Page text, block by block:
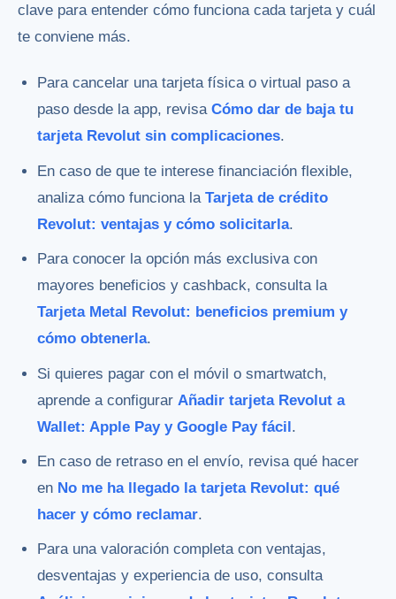
clave para entender cómo funciona cada tarjeta y cuál
te conviene más.
Para cancelar una tarjeta física o virtual paso a
paso desde la app, revisaCómo dar de baja tu
tarjeta Revolut sin complicaciones.
En caso de que te interese financiación flexible,
analiza cómo funciona laTarjeta de crédito
Revolut: ventajas y cómo solicitarla.
Para conocer la opción más exclusiva con
mayores beneficios y cashback, consulta la
Tarjeta Metal Revolut: beneficios premium y
cómo obtenerla.
Si quieres pagar con el móvil o smartwatch,
aprende a configurar Añadir tarjeta Revolut a
Wallet: Apple Pay y Google Pay fácil.
En caso de retraso en el envío, revisa qué hacer
en No me ha llegado la tarjeta Revolut: qué
hacer y cómo reclamar.
Para una valoración completa con ventajas,
desventajas y experiencia de uso, consulta